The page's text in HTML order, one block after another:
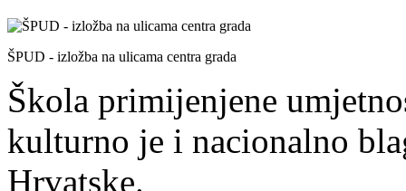
ŠPUD - izložba na ulicama centra grada
Škola primijenjene
kulturno je i nacionalno
Hrvatske.